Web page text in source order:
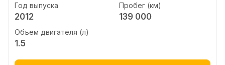
Год выпуска
2012
Пробег (км)
139 000
Объем двигателя (л)
1.5